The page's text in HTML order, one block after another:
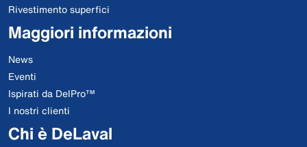
Rivestimento superfici
Maggiori informazioni
News
Eventi
Ispirati da DelPro™
I nostri clienti
Chi è DeLaval